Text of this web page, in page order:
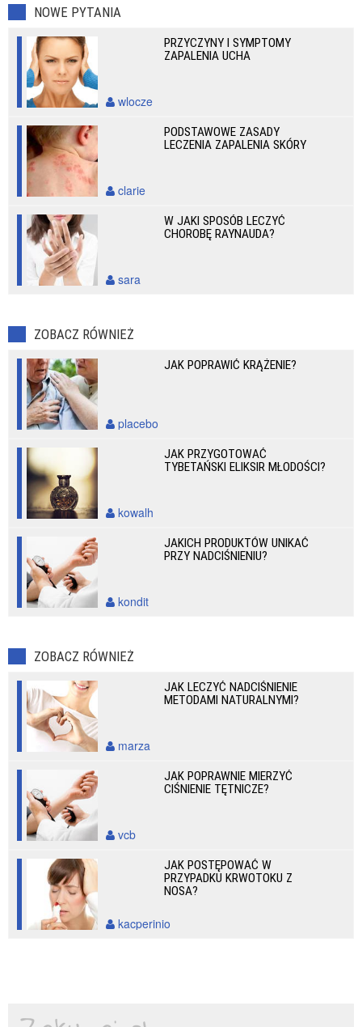
NOWE PYTANIA
PRZYCZYNY I SYMPTOMY
ZAPALENIA UCHA
wlocze
PODSTAWOWE ZASADY
LECZENIA ZAPALENIA SKÓRY
clarie
W JAKI SPOSÓB LECZYĆ
CHOROBĘ RAYNAUDA?
sara
ZOBACZ RÓWNIEŻ
JAK POPRAWIĆ KRĄŻENIE?
placebo
JAK PRZYGOTOWAĆ
TYBETAŃSKI ELIKSIR MŁODOŚCI?
kowalh
JAKICH PRODUKTÓW UNIKAĆ
PRZY NADCIŚNIENIU?
kondit
ZOBACZ RÓWNIEŻ
JAK LECZYĆ NADCIŚNIENIE
METODAMI NATURALNYMI?
marza
JAK POPRAWNIE MIERZYĆ
CIŚNIENIE TĘTNICZE?
vcb
JAK POSTĘPOWAĆ W
PRZYPADKU KRWOTOKU Z
NOSA?
kacperinio